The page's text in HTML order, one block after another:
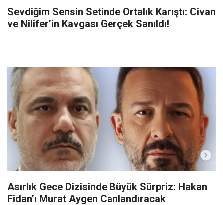
Sevdiğim Sensin Setinde Ortalık Karıştı: Civan
ve Nilifer’in Kavgası Gerçek Sanıldı!
Asırlık Gece Dizisinde Büyük Sürpriz: Hakan
Fidan’ı Murat Aygen Canlandıracak